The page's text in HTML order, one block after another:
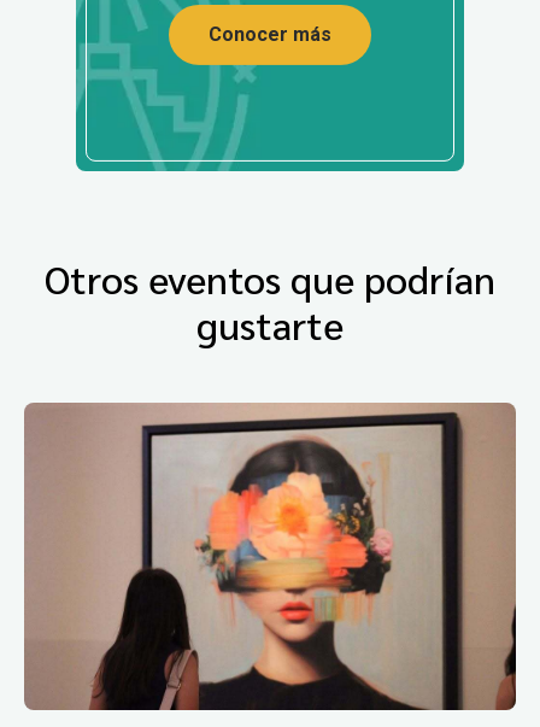
Conocer más
Otros eventos que podrían
gustarte